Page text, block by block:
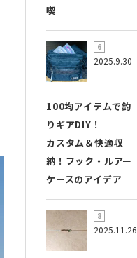
喫
2025.9.30
100均アイテムで釣
りギアDIY！
カスタム＆快適収
納！フック・ルアー
ケースのアイデア
2025.11.26